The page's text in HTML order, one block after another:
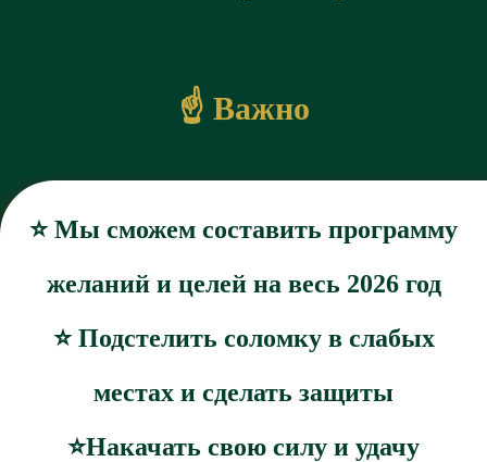
☝️ Важно
⭐️ Мы сможем составить программу
желаний и целей на весь 2026 год
⭐️ Подстелить соломку в слабых
местах и сделать защиты
⭐️Накачать свою силу и удачу